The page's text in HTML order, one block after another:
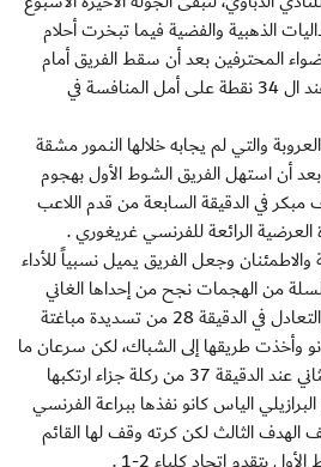
الذهبية والفضية فيما تبخرت أحلام
المحترفين بعد أن سقط الفريق أمام
الفجيرة أمس وتجمد رصيده عند ال 34 نقطة على أمل المنافسة في
والتي لم يجابه خلالها النمور مشقة
أن استهل الفريق الشوط الأول بهجوم
في الدقيقة السابعة من قدم اللاعب
الرائعة للفرنسي غريغوري .
وجعل الفريق يميل نسبياً للأداء
من الهجمات نجح من إحداها الغاني
ديبما توريه في تسجيل هدف التعادل في الدقيقة 28 من تسديدة مباغتة
وأخذت طريقها إلى الشباك، لكن سرعان ما
استعاد كلباء تفوقه بالهدف الثاني عند الدقيقة 37 من ركلة جزاء ارتكبها
الياس كانو نفذها ببراعة الفرنسي
الهدف الثالث لكن كرته وقف لها القائم